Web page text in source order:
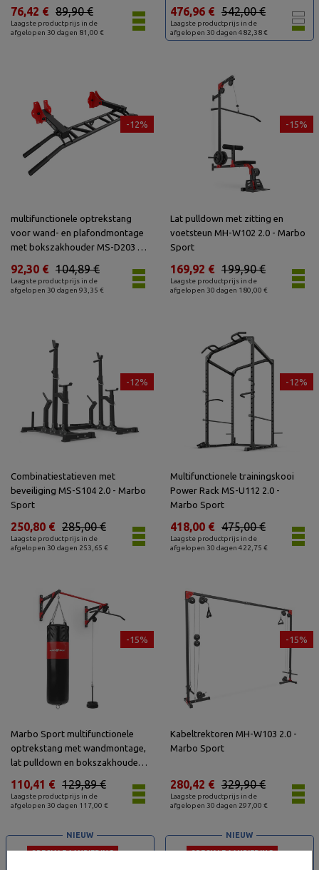
Laagste productprijs in de
afgelopen 30 dagen 81,00 €
89,90 €
76,42 €
Laagste productprijs in de
afgelopen 30 dagen 482,38 €
542,00 €
476,96 €
-12%
multifunctionele optrekstang
voor wand- en plafondmontage
met bokszakhouder MS-D203 -
Laagste productprijs in de
afgelopen 30 dagen 93,35 €
104,89 €
92,30 €
-15%
Lat pulldown met zitting en
voetsteun MH-W102 2.0 - Marbo
Sport
Laagste productprijs in de
afgelopen 30 dagen 180,00 €
199,90 €
169,92 €
-12%
Combinatiestatieven met
beveiliging MS-S104 2.0 - Marbo
Sport
Laagste productprijs in de
afgelopen 30 dagen 253,65 €
285,00 €
250,80 €
-12%
Multifunctionele trainingskooi
Power Rack MS-U112 2.0 -
Marbo Sport
Laagste productprijs in de
afgelopen 30 dagen 422,75 €
475,00 €
418,00 €
-15%
Marbo Sport multifunctionele
optrekstang met wandmontage,
lat pulldown en bokszakhouder
Laagste productprijs in de
afgelopen 30 dagen 117,00 €
129,89 €
110,41 €
-15%
Kabeltrektoren MH-W103 2.0 -
Marbo Sport
Laagste productprijs in de
afgelopen 30 dagen 297,00 €
329,90 €
280,42 €
SPECIALE AANBIEDING
NIEUW
SPECIALE AANBIEDING
NIEUW